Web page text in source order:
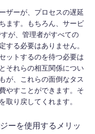
ザーが、プロセスの遅延
ます。もちろん、サービ
が、管理者がすべての
る必要はありません。
ットするのを待つ必要は
それらの相互関係につい
が、これらの面倒なタス
やすことができます。そ
取り戻してくれます。
ーを使用するメリッ